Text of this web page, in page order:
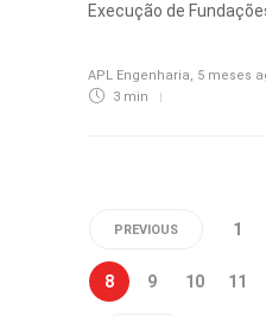
Execução de
APL Engenharia, 5 meses
3 min
PREVIOUS 1
8 9 10 11